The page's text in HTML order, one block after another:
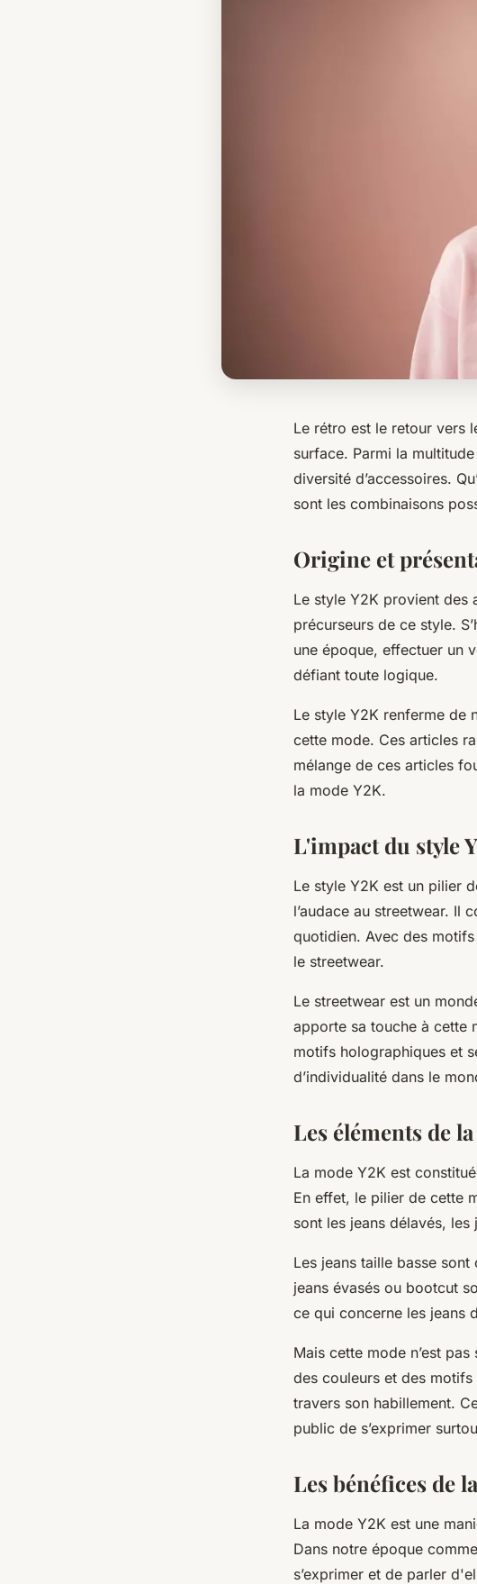
Le rétro est le retour vers
surface. Parmi la
diversité d’accessoires.
sont les combinaisons
Origine et
Le style Y2K provient des
précurseurs de ce style.
une époque, effectuer un
défiant toute logique.
Le style Y2K renferme de
cette mode. Ces articles
mélange de ces articles
la mode Y2K.
L'impact du style
Le style Y2K est un pilier
l’audace au streetwear. Il
quotidien. Avec des
le streetwear.
Le streetwear est un
apporte sa touche à cette
motifs holographiques et
d’individualité dans le
Les éléments de
La mode Y2K est
En effet, le pilier de cette
sont les jeans délavés, les
Les jeans taille basse
jeans évasés ou bootcut
ce qui concerne les jeans
Mais cette mode n’est
des couleurs et des
travers son habillement.
public de s’exprimer
Les bénéfices de
La mode Y2K est une
Dans notre époque
s’exprimer et de parler